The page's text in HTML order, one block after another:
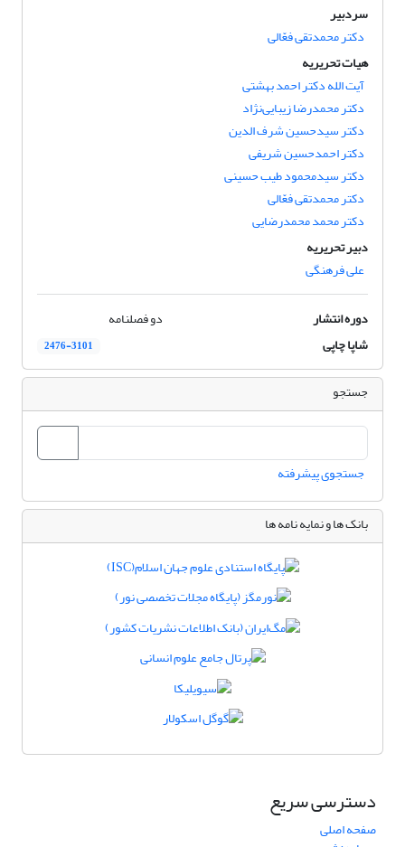
سردبیر
دکتر محمدتقی فعّالی
هیات تحریریه
آیت الله دکتر احمد بهشتی
دکتر محمدرضا زیبایی‌نژاد
دکتر سیدحسین شرف الدین
دکتر احمدحسین شریفی
دکتر سیدمحمود طیب حسینی
دکتر محمدتقی فعّالی
دکتر محمد محمدرضایی
دبیر تحریریه
علی فرهنگی
دوره انتشار
دو فصلنامه
شاپا چاپی
2476-3101
جستجو
جستجوی پیشرفته
بانک ها و نمایه نامه ها
دسترسی سریع
صفحه اصلی